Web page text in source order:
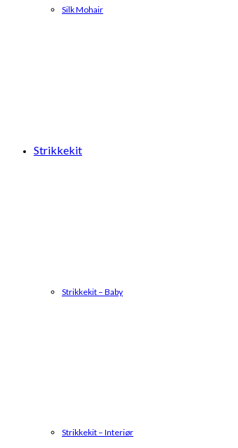
Silk Mohair
Strikkekit
Strikkekit – Baby
Strikkekit – Interiør